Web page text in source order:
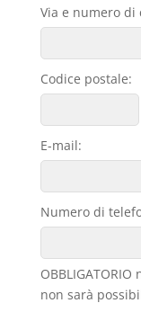
Via e numero di
Codice postale:
E-mail:
Numero di
non sarà